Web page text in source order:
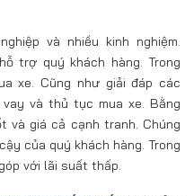
và nhiều kinh nghiệm.
trợ quý khách hàng. Trong
xe. Cũng như giải đáp các
và thủ tục mua xe. Bằng
và giá cả cạnh tranh. Chúng
của quý khách hàng. Trong
với lãi suất thấp.